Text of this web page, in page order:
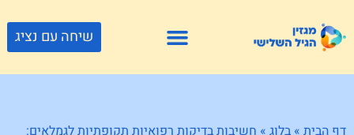
שיחה עם נציג